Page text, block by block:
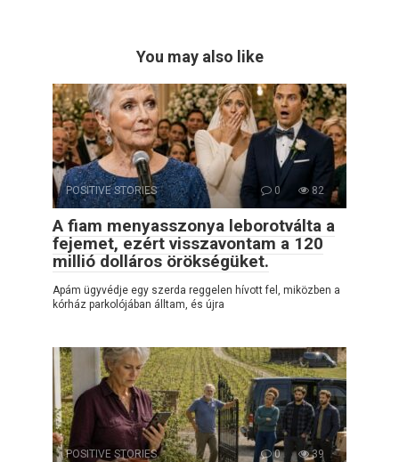
You may also like
POSITIVE STORIES 0 82
A fiam menyasszonya leborotválta a
fejemet, ezért visszavontam a 120
millió dolláros örökségüket.
Apám ügyvédje egy szerda reggelen hívott fel, miközben a
kórház parkolójában álltam, és újra
POSITIVE STORIES 0 39